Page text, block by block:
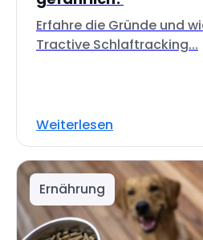
Erfahre die Gründe und
Tractive Schlaftracking...
Weiterlesen
Ernährung